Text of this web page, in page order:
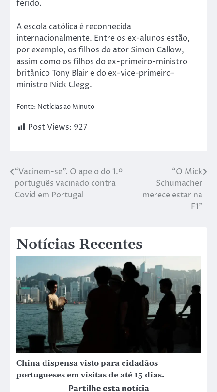
ferido.
A escola católica é reconhecida
internacionalmente. Entre os ex-alunos estão,
por exemplo, os filhos do ator Simon Callow,
assim como os filhos do ex-primeiro-ministro
britânico Tony Blair e do ex-vice-primeiro-
ministro Nick Clegg.
Fonte: Notícias ao Minuto
Post Views: 927
“Vacinem-se”. O apelo do 1.º
português vacinado contra
Covid em Portugal
“O Mick
Schumacher
merece estar na
F1”
Notícias Recentes
China dispensa visto para cidadãos
portugueses em visitas de até 15 dias.
Partilhe esta notícia